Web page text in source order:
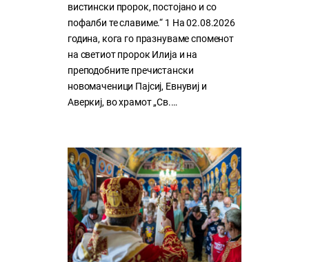
вистински пророк, постојано и со
пофалби те славиме.“ 1 На 02.08.2026
година, кога го празнуваме споменот
на светиот пророк Илија и на
преподобните пречистански
новомаченици Пајсиј, Евнувиј и
Аверкиј, во храмот „Св.…